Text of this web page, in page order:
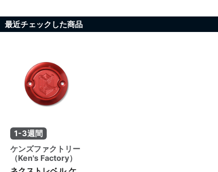
最近チェックした商品
1-3週間
ケンズファクトリー
（Ken's Factory）